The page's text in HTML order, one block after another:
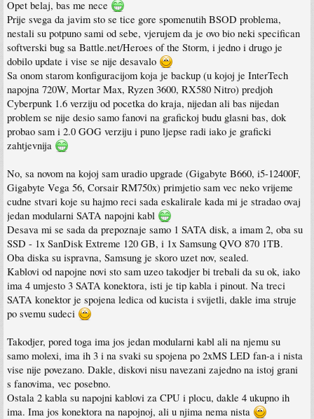
Opet belaj, bas me nece
Prije svega da javim sto se tice gore spomenutih BSOD problema,
nestali su potpuno sami od sebe, vjerujem da je ovo bio neki specifican
softverski bug sa Battle.net/Heroes of the Storm, i jedno i drugo je
dobilo update i vise se nije desavalo
Sa onom starom konfiguracijom koja je backup (u kojoj je InterTech
napojna 720W, Mortar Max, Ryzen 3600, RX580 Nitro) predjoh
Cyberpunk 1.6 verziju od pocetka do kraja, nijedan ali bas nijedan
problem se nije desio samo fanovi na grafickoj budu glasni bas, dok
probao sam i 2.0 GOG verziju i puno ljepse radi iako je graficki
zahtjevnija
No, sa novom na kojoj sam uradio upgrade (Gigabyte B660, i5-12400F,
Gigabyte Vega 56, Corsair RM750x) primjetio sam vec neko vrijeme
cudne stvari koje su hajmo reci sada eskalirale kada mi je stradao ovaj
jedan modularni SATA napojni kabl
Desava mi se sada da prepoznaje samo 1 SATA disk, a imam 2, oba su
SSD - 1x SanDisk Extreme 120 GB, i 1x Samsung QVO 870 1TB.
Oba diska su ispravna, Samsung je skoro uzet nov, sealed.
Kablovi od napojne novi sto sam uzeo takodjer bi trebali da su ok, iako
ima 4 umjesto 3 SATA konektora, isti je tip kabla i pinout. Na treci
SATA konektor je spojena ledica od kucista i svijetli, dakle ima struje
po svemu sudeci
Takodjer, pored toga ima jos jedan modularni kabl ali na njemu su
samo molexi, ima ih 3 i na svaki su spojena po 2xMS LED fan-a i nista
vise nije povezano. Dakle, diskovi nisu navezani zajedno na istoj grani
s fanovima, vec posebno.
Ostala 2 kabla su napojni kablovi za CPU i plocu, dakle 4 ukupno ih
ima. Ima jos konektora na napojnoj, ali u njima nema nista